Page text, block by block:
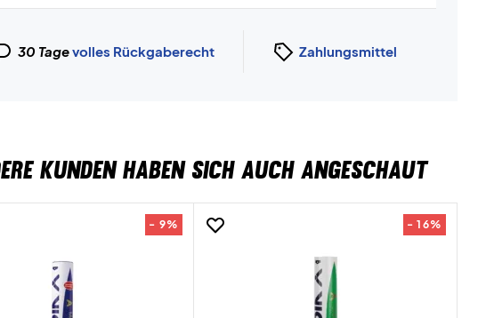
30 Tagevolles Rückgaberecht Zahlungsmittel
KUNDEN HABEN SICH AUCH ANGESCHAUT
- 9% - 16%